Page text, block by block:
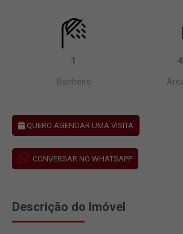
1
Banheiro
QUERO AGENDAR UMA VISITA
CONVERSAR NO WHATSAPP
Descrição do Imóvel